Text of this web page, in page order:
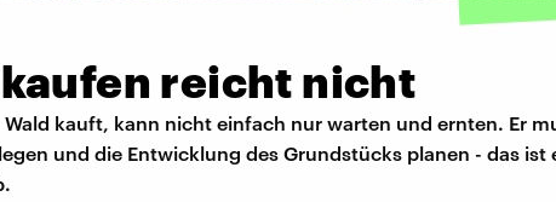
reicht nicht
Wald kauft, kann nicht einfach nur warten und ernten. Er
und die Entwicklung des Grundstücks planen - das ist